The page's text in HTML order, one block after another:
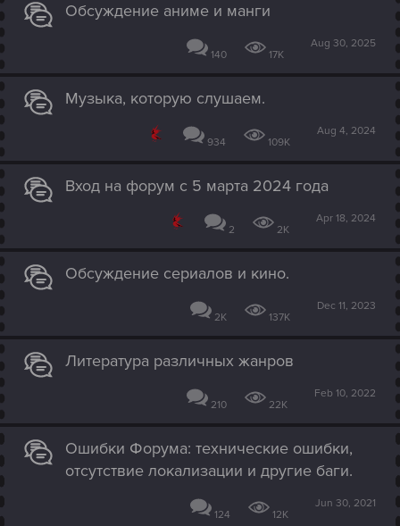
Обсуждение аниме и манги
140 17K
Aug 30, 2025
Музыка, которую слушаем.
934 109K
Aug 4, 2024
Вход на форум с 5 марта 2024 года
2 2K
Apr 18, 2024
Обсуждение сериалов и кино.
2K 137K
Dec 11, 2023
Литература различных жанров
210 22K
Feb 10, 2022
Ошибки Форума: технические ошибки,
отсутствие локализации и другие баги.
124 12K
Jun 30, 2021